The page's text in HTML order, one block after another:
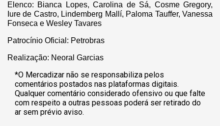
Elenco: Bianca Lopes, Carolina de Sá, Cosme Gregory,
Iure de Castro, Lindemberg Mallí, Paloma Tauffer, Vanessa
Fonseca e Wesley Tavares
Patrocínio Oficial: Petrobras
Realização: Neoral Garcias
*O Mercadizar não se responsabiliza pelos
comentários postados nas plataformas digitais.
Qualquer comentário considerado ofensivo ou que falte
com respeito a outras pessoas poderá ser retirado do
ar sem prévio aviso.